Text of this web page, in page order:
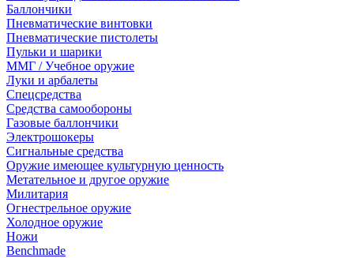
Баллончики
Пневматические винтовки
Пневматические пистолеты
Пульки и шарики
ММГ / Учебное оружие
Луки и арбалеты
Спецсредства
Средства самообороны
Газовые баллончики
Электрошокеры
Сигнальные средства
Оружие имеющее культурную ценность
Метательное и другое оружие
Милитария
Огнестрельное оружие
Холодное оружие
Ножи
Benchmade